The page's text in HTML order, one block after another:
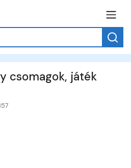
csomagok, játék